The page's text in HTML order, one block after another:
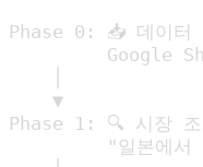
Phase 0: 📥 데이터
Google
    ▼
Phase 1: 🔍 시장 조
"일본에서